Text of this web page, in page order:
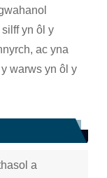
yn ôl y
ac yna
warws yn ôl y
a